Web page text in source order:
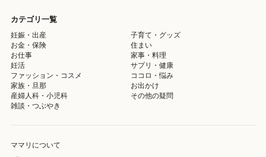
カテゴリ一覧
妊娠・出産
子育て・グッズ
お金・保険
住まい
お仕事
家事・料理
妊活
サプリ・健康
ファッション・コスメ
ココロ・悩み
家族・旦那
お出かけ
産婦人科・小児科
その他の疑問
雑談・つぶやき
ママリについて